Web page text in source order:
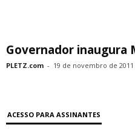
Governador inaugura
PLETZ.com - 19 de novembro de 2011
ACESSO PARA ASSINANTES